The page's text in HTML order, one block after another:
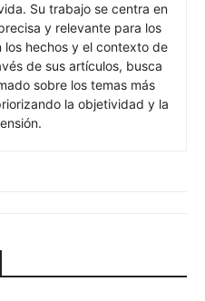
Su trabajo se centra en
y relevante para los
los hechos y el contexto de
de sus artículos, busca
sobre los temas más
la objetividad y la